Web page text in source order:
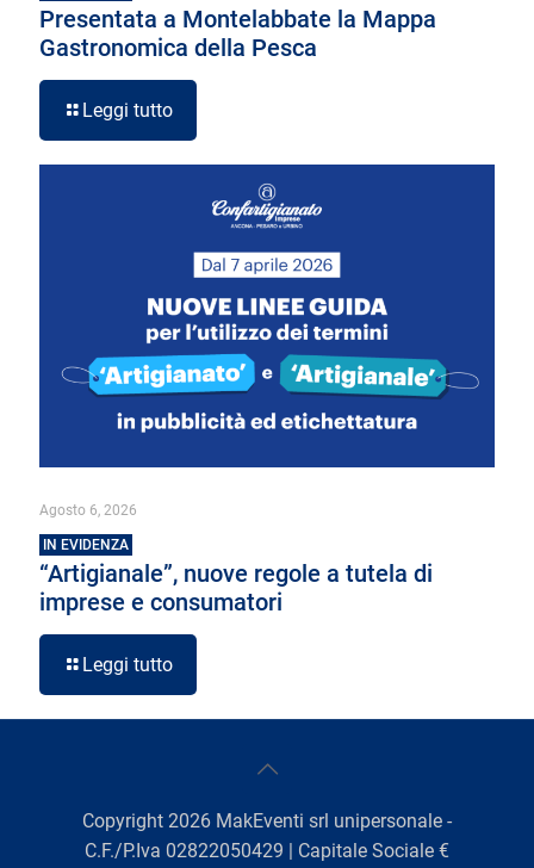
Presentata a Montelabbate la Mappa
Gastronomica della Pesca
Leggi tutto
Agosto 6, 2026
IN EVIDENZA
“Artigianale”, nuove regole a tutela di
imprese e consumatori
Leggi tutto
Copyright 2026 MakEventi srl unipersonale -
C.F./P.Iva 02822050429 | Capitale Sociale €